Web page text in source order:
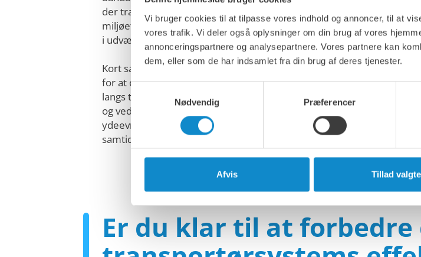
Vi bruger cookies til at tilpasse vores indhold og annoncer, til at
vores trafik. Vi deler også oplysninger om din brug af vores
annonceringspartnere og analysepartnere. Vores partnere kan
dem, eller som de har indsamlet fra din brug af deres tjenester.
Samtykkevalg
Nødvendig
Præferencer
Afvis Tillad valgte
der transporteres, tages i betragtning. Derudover spiller
miljøet og de specifikke krav til anvendelsen en vigtig rolle
i udvælgelsesprocessen.
Kort sagt er styresystemer til transportbånd afgørende
for at opretholde en effektiv og sikker materialetransport
langs transportbåndene. At vælge det rigtige styresystem
og vedligeholde det korrekt er nøglen til at maksimere
ydeevnen og levetiden for transportbåndssystemer og
samtidig sikre et sikkert og produktivt arbejdsmiljø.
Er du klar til at